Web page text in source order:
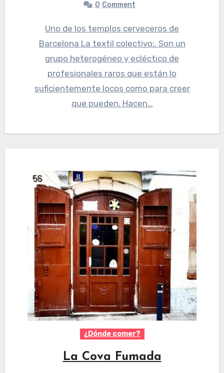
0 Comment
Uno de los templos cerveceros de
Barcelona La textil colectivo:. Son un
grupo heterogéneo y ecléctico de
profesionales raros que están lo
suficientemente locos como para creer
que pueden. Hacen…
¿Dónde comer?
La Cova Fumada